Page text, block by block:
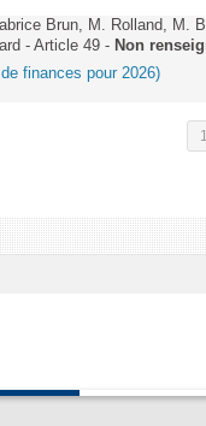
Brun, M. Rolland, M.
- Article 49 - Non
finances pour 2026)
1